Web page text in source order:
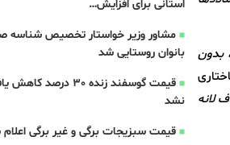
بدون
لانه
استانی برای افزایش…
مشاور وزیر خواستار تخصیص شناسه
بانوان روستایی شد
قیمت گوسفند زنده 30
نشد
قیمت سبزیجات برگی و غیر برگی